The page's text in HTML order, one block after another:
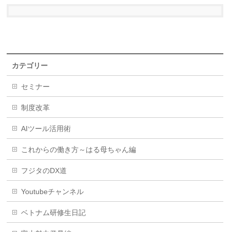
カテゴリー
セミナー
制度改革
AIツール活用術
これからの働き方～はる母ちゃん編
フジタのDX道
Youtubeチャンネル
ベトナム研修生日記